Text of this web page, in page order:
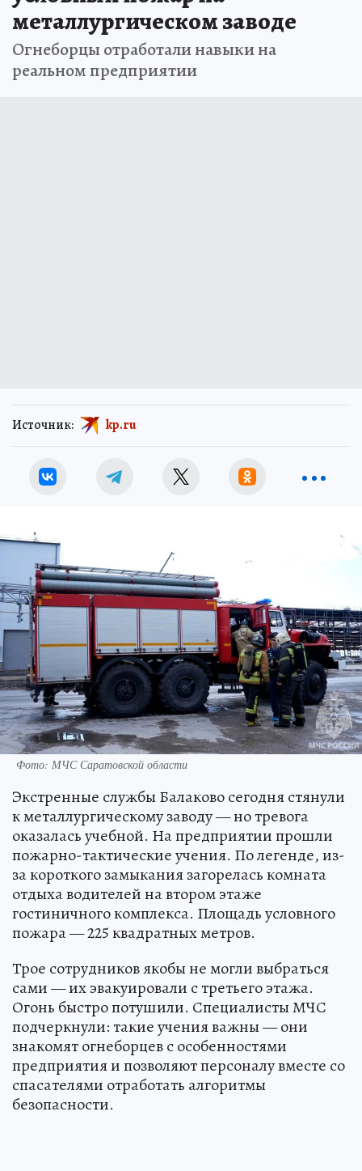
металлургическом заводе
Огнеборцы отработали навыки на
реальном предприятии
Источник: kp.ru
Фото: МЧС Саратовской области
Экстренные службы Балаково сегодня стянули
к металлургическому заводу — но тревога
оказалась учебной. На предприятии прошли
пожарно-тактические учения. По легенде, из-
за короткого замыкания загорелась комната
отдыха водителей на втором этаже
гостиничного комплекса. Площадь условного
пожара — 225 квадратных метров.
Трое сотрудников якобы не могли выбраться
сами — их эвакуировали с третьего этажа.
Огонь быстро потушили. Специалисты МЧС
подчеркнули: такие учения важны — они
знакомят огнеборцев с особенностями
предприятия и позволяют персоналу вместе со
спасателями отработать алгоритмы
безопасности.